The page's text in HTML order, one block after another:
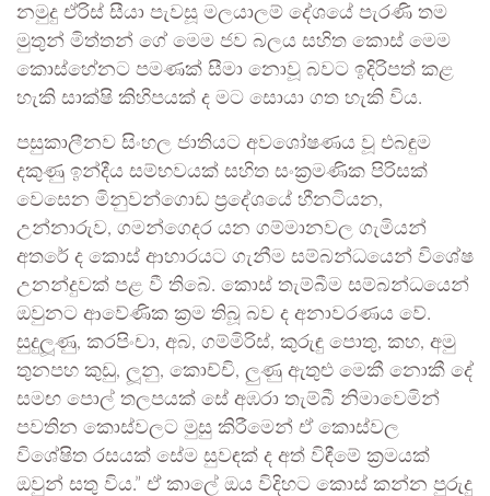
නමුදු ඒරිස් සීයා පැවසූ මලයාලම් දේශයේ පැරණි තම
මුතුන් මිත්තන් ගේ මෙම ජව බලය සහිත කොස් මෙම
කොස්හේනට පමණක් සීමා නොවූ බවට ඉදිරිපත් කළ
හැකි සාක්ෂි කිහිපයක් ද මට සොයා ගත හැකි විය.
පසුකාලීනව සිංහල ජාතියට අවශෝෂණය වූ එබඳුම
දකුණු ඉන්දීය සම්භවයක් සහිත සංක්‍රමණික පිරිසක්
වෙසෙන මිනුවන්ගොඩ ප්‍රදේශයේ හීනටියන,
උන්නාරුව, ගමන්ගෙදර යන ගම්මානවල ගැමියන්
අතරේ ද කොස් ආහාරයට ගැනීම සම්බන්ධයෙන් විශේෂ
උනන්දුවක් පළ වී තිබේ. කොස් තැම්බීම සම්බන්ධයෙන්
ඔවුනට ආවේණික ක්‍රම තිබූ බව ද අනාවරණය වේ.
සුදුලූණු, කරපිංචා, අබ, ගම්මිරිස්, කුරුඳු පොතු, කහ, අමු
තුනපහ කුඩු, ලූනු, කොච්චි, ලුණු ඇතුළු මෙකී නොකී දේ
සමඟ පොල් තලපයක් සේ අඹරා තැම්බී නිමාවෙමින්
පවතින කොස්වලට මුසු කිරීමෙන් ඒ කොස්වල
විශේෂිත රසයක් සේම සුවඳක් ද අත් විඳීමේ ක්‍රමයක්
ඔවුන් සතු විය.” ඒ කාලේ ඔය විදිහට කොස් කන්න පුරුදු